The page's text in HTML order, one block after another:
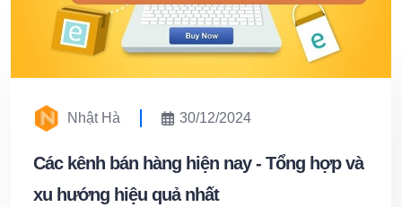
Nhật Hà 30/12/2024
Các kênh bán hàng hiện nay - Tổng hợp và
xu hướng hiệu quả nhất